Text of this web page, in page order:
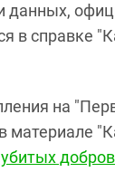
данных,
в справке
на
материале